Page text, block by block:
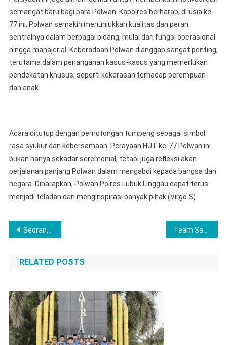
semangat baru bagi para Polwan. Kapolres berharap, di usia ke-
77 ini, Polwan semakin menunjukkan kualitas dan peran
sentralnya dalam berbagai bidang, mulai dari fungsi operasional
hingga manajerial. Keberadaan Polwan dianggap sangat penting,
terutama dalam penanganan kasus-kasus yang memerlukan
pendekatan khusus, seperti kekerasan terhadap perempuan
dan anak.
Acara ditutup dengan pemotongan tumpeng sebagai simbol
rasa syukur dan kebersamaan. Perayaan HUT ke-77 Polwan ini
bukan hanya sekadar seremonial, tetapi juga refleksi akan
perjalanan panjang Polwan dalam mengabdi kepada bangsa dan
negara. Diharapkan, Polwan Polres Lubuk Linggau dapat terus
menjadi teladan dan menginspirasi banyak pihak.(Virgo S)
Post
navigation
Seorang Anak di Lubuklinggau Tega Mencuri Motor Orang Tua Sendiri
RELATED POSTS